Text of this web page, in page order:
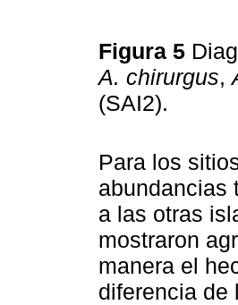
Figura 5
A. chirurgus,
(SAI2).
Para los
abundancias
a las otras
mostraron
manera el
diferencia de